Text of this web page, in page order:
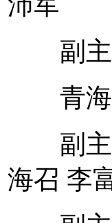
副主
青海
副主
海召 李